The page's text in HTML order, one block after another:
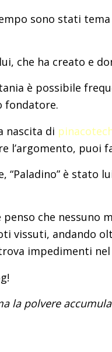
sono stati
che ha creato e
è possibile
fondatore.
nascita di
l’argomento, puoi
“Paladino” è stato
penso che
vissuti, andando
impedimenti
la polvere